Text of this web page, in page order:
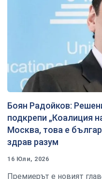
Боян Радойков:
подкрепи „Коалиция
Москва, това е
здрав разум
16 Юли, 2026
Премиерът е новият